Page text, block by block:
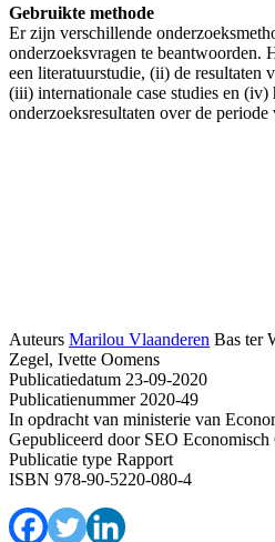
Gebruikte methode
Er zijn verschillende
onderzoeksvragen te beantwoorden.
een literatuurstudie, (ii) de resultaten
(iii) internationale case studies en (iv)
onderzoeksresultaten over de periode
Auteurs Marilou Vlaanderen Bas ter
Zegel, Ivette Oomens
Publicatiedatum 23-09-2020
Publicatienummer2020-49
In opdracht van ministerie van
Gepubliceerd doorSEO Economisch
Publicatie type Rapport
ISBN 978-90-5220-080-4